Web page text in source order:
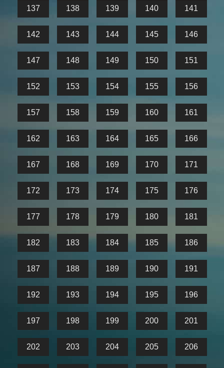
137 138 139 140 141
142 143 144 145 146
147 148 149 150 151
152 153 154 155 156
157 158 159 160 161
162 163 164 165 166
167 168 169 170 171
172 173 174 175 176
177 178 179 180 181
182 183 184 185 186
187 188 189 190 191
192 193 194 195 196
197 198 199 200 201
202 203 204 205 206